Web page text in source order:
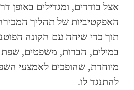
אצל בודדים, ומגדילים באופן
האפקטיביות של תהליך
תוך כדי שיחה עם הקונה
במילים, הברות, משפטים, שפת
מיוחדת, שהופכים לאמצעי
להתנגד לו.